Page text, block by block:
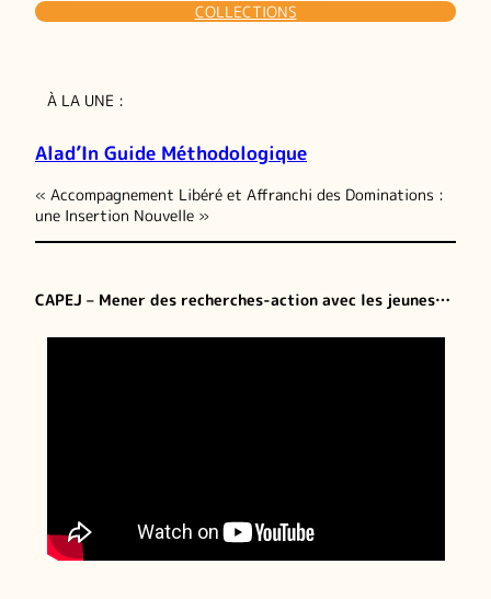
COLLECTIONS
À LA UNE :
Alad’In Guide Méthodologique
« Accompagnement Libéré et Affranchi des Dominations :
une Insertion Nouvelle »
CAPEJ – Mener des recherches-action avec les jeunes…